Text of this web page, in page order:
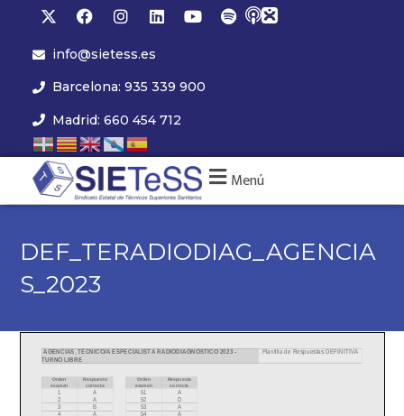
info@sietess.es
Barcelona: 935 339 900
Madrid: 660 454 712
Menú
DEF_TERADIODIAG_AGENCIA
S_2023